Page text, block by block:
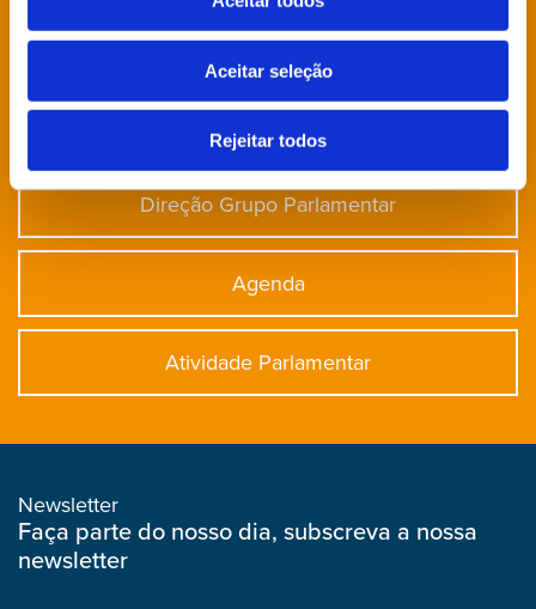
Aceitar seleção
Rejeitar todos
Notícias
Direção Grupo Parlamentar
Agenda
Atividade Parlamentar
Newsletter
Faça parte do nosso dia, subscreva a nossa
newsletter